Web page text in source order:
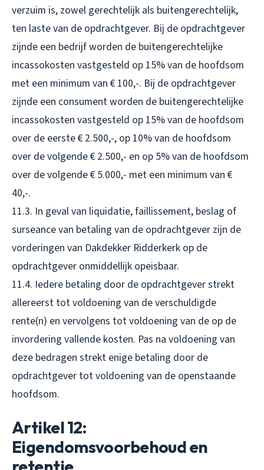
verzuim is, zowel gerechtelijk als buitengerechtelijk,
ten laste van de opdrachtgever. Bij de opdrachtgever
zijnde een bedrijf worden de buitengerechtelijke
incassokosten vastgesteld op 15% van de hoofdsom
met een minimum van € 100,-. Bij de opdrachtgever
zijnde een consument worden de buitengerechtelijke
incassokosten vastgesteld op 15% van de hoofdsom
over de eerste € 2.500,-, op 10% van de hoofdsom
over de volgende € 2.500,- en op 5% van de hoofdsom
over de volgende € 5.000,- met een minimum van €
40,-.
11.3. In geval van liquidatie, faillissement, beslag of
surseance van betaling van de opdrachtgever zijn de
vorderingen van Dakdekker Ridderkerk op de
opdrachtgever onmiddellijk opeisbaar.
11.4. Iedere betaling door de opdrachtgever strekt
allereerst tot voldoening van de verschuldigde
rente(n) en vervolgens tot voldoening van de op de
invordering vallende kosten. Pas na voldoening van
deze bedragen strekt enige betaling door de
opdrachtgever tot voldoening van de openstaande
hoofdsom.
Artikel 12:
Eigendomsvoorbehoud en